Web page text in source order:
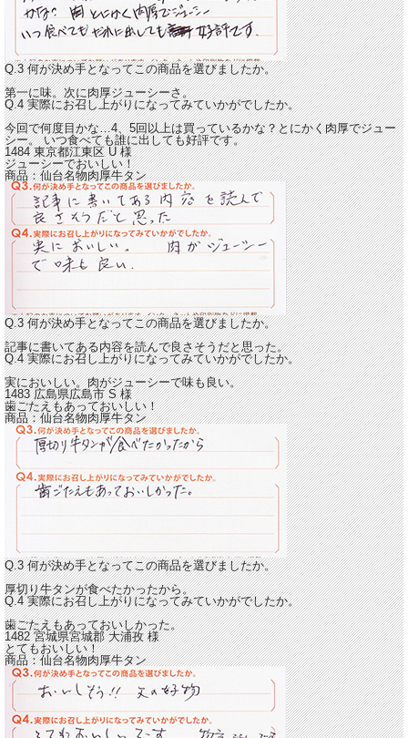
Q.3 何が決め手となってこの商品を選びましたか。
第一に味。次に肉厚ジューシーさ。
Q.4 実際にお召し上がりになってみていかがでしたか。
今回で何度目かな…4、5回以上は買っているかな？とにかく肉厚でジュー
シー。いつ食べても誰に出しても好評です。
1484 東京都江東区U様
ジューシーでおいしい！
商品：仙台名物肉厚牛タン
Q.3 何が決め手となってこの商品を選びましたか。
記事に書いてある内容を読んで良さそうだと思った。
Q.4 実際にお召し上がりになってみていかがでしたか。
実においしい。肉がジューシーで味も良い。
1483 広島県広島市S様
歯ごたえもあっておいしい！
商品：仙台名物肉厚牛タン
Q.3 何が決め手となってこの商品を選びましたか。
厚切り牛タンが食べたかったから。
Q.4 実際にお召し上がりになってみていかがでしたか。
歯ごたえもあっておいしかった。
1482 宮城県宮城郡大浦孜様
とてもおいしい！
商品：仙台名物肉厚牛タン